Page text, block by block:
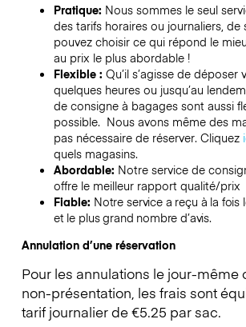
Pratique: Nous sommes le seul
des tarifs horaires ou journaliers, de
pouvez choisir ce qui répond le
au prix le plus abordable !
Flexible : Qu’il s’agisse de
quelques heures ou jusqu’au
de consigne à bagages sont aussi
possible. Nous avons même des
pas nécessaire de réserver. Cliquez
quels magasins.
Abordable: Notre service de
offre le meilleur rapport qualité/prix
Fiable: Notre service a reçu à la fois
et le plus grand nombre d’avis.
Annulation d’une réservation
Pour les annulations le jour-même
non-présentation, les frais sont
tarif journalier de €5.25 par sac.